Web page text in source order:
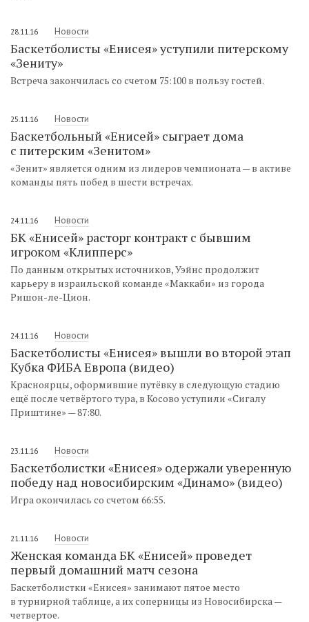
28.11.16 Новости
Баскетболисты «Енисея» уступили питерскому
«Зениту»
Встреча закончилась со счетом 75:100 в пользу гостей.
25.11.16 Новости
Баскетбольный «Енисей» сыграет дома
с питерским «Зенитом»
«Зенит» является одним из лидеров чемпионата — в активе
команды пять побед в шести встречах.
24.11.16 Новости
БК «Енисей» расторг контракт с бывшим
игроком «Клипперс»
По данным открытых источников, Уэйнс продолжит
карьеру в израильской команде «Маккаби» из города
Ришон-ле-Цион.
24.11.16 Новости
Баскетболисты «Енисея» вышли во второй этап
Кубка ФИБА Европа (видео)
Красноярцы, оформившие путёвку в следующую стадию
ещё после четвёртого тура, в Косово уступили «Сигалу
Приштине» — 87:80.
23.11.16 Новости
Баскетболистки «Енисея» одержали уверенную
победу над новосибирским «Динамо» (видео)
Игра окончилась со счетом 66:55.
21.11.16 Новости
Женская команда БК «Енисей» проведет
первый домашний матч сезона
Баскетболистки «Енисея» занимают пятое место
в турнирной таблице, а их соперницы из Новосибирска —
четвертое.